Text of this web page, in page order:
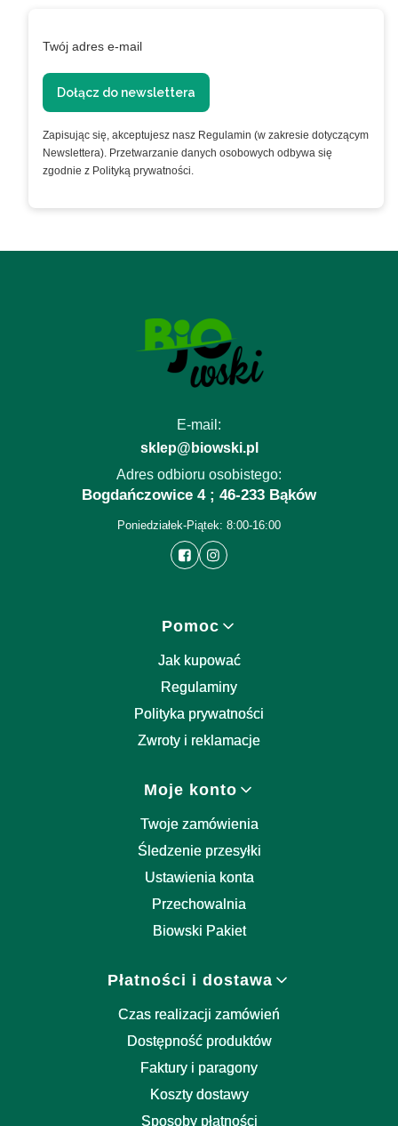
Twój adres e-mail
Dołącz do newslettera
Zapisując się, akceptujesz nasz Regulamin (w zakresie dotyczącym
Newslettera). Przetwarzanie danych osobowych odbywa się
zgodnie z Polityką prywatności.
E-mail:
sklep@biowski.pl
Adres odbioru osobistego:
Bogdańczowice 4 ; 46-233 Bąków
Poniedziałek-Piątek: 8:00-16:00
Pomoc
Jak kupować
Regulaminy
Polityka prywatności
Zwroty i reklamacje
Moje konto
Twoje zamówienia
Śledzenie przesyłki
Ustawienia konta
Przechowalnia
Biowski Pakiet
Płatności i dostawa
Czas realizacji zamówień
Dostępność produktów
Faktury i paragony
Koszty dostawy
Sposoby płatności